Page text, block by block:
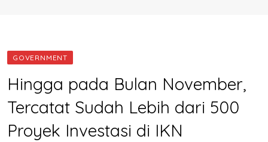
GOVERNMENT
Hingga pada Bulan November,
Tercatat Sudah Lebih dari 500
Proyek Investasi di IKN